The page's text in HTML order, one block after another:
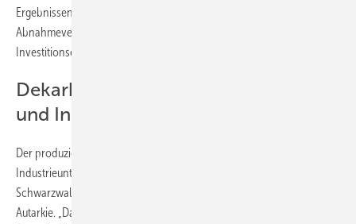
Ergebnissen dieser Planungsphase, dem Abschluss von
Abnahmeverträgen sowie den erforderlichen
Investitionsentscheidungen ab.
Dekarbonisierung regionaler Logistik
und Industrie
Der produzierte Wasserstoff kommt vor allem regionalen Logistik- und
Industrieunternehmen zu gute. Die Industrieregion um den
Schwarzwald strebe nach nachhaltigen Energielösungen bis hin zur
Autarkie. „Dank der hohen Produktionskapazität sehen wir großes